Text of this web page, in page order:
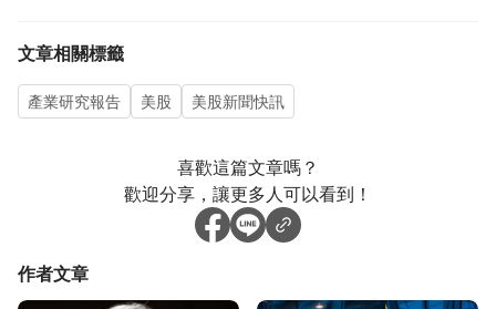
文章相關標籤
產業研究報告 美股 美股新聞快訊
喜歡這篇文章嗎？
歡迎分享，讓更多人可以看到！
作者文章